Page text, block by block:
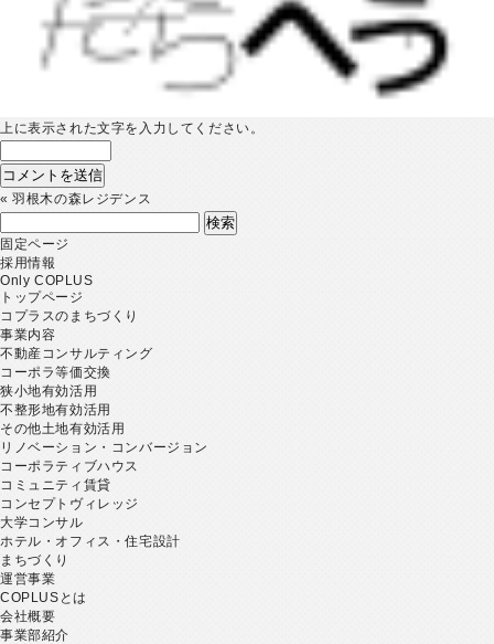
上に表示された文字を入力してください。
«羽根木の森レジデンス
索:
固定ページ
採用情報
Only COPLUS
トップページ
コプラスのまちづくり
事業内容
不動産コンサルティング
コーポラ等価交換
狭小地有効活用
不整形地有効活用
その他土地有効活用
リノベーション・コンバージョン
コーポラティブハウス
コミュニティ賃貸
コンセプトヴィレッジ
大学コンサル
ホテル・オフィス・住宅設計
まちづくり
運営事業
COPLUSとは
会社概要
事業部紹介